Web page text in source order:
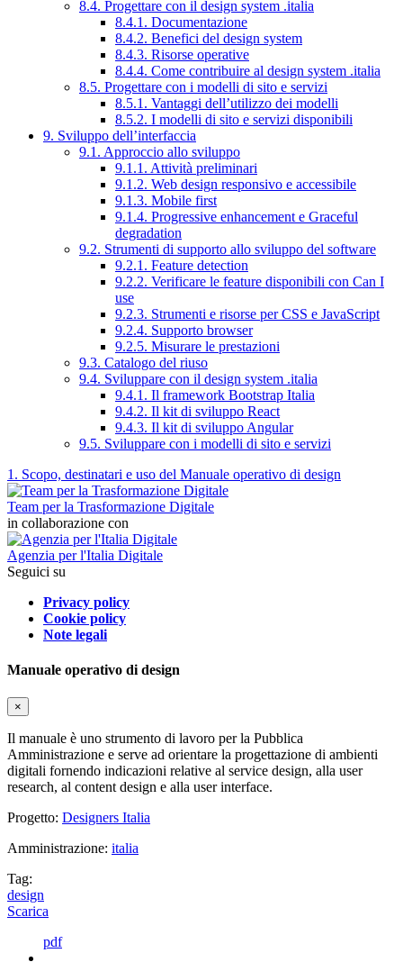
8.4. Progettare con il design system .italia
8.4.1. Documentazione
8.4.2. Benefici del design system
8.4.3. Risorse operative
8.4.4. Come contribuire al design system .italia
8.5. Progettare con i modelli di sito e servizi
8.5.1. Vantaggi dell’utilizzo dei modelli
8.5.2. I modelli di sito e servizi disponibili
9. Sviluppo dell’interfaccia
9.1. Approccio allo sviluppo
9.1.1. Attività preliminari
9.1.2. Web design responsivo e accessibile
9.1.3. Mobile first
9.1.4. Progressive enhancement e Graceful
degradation
9.2. Strumenti di supporto allo sviluppo del software
9.2.1. Feature detection
9.2.2. Verificare le feature disponibili con Can I
use
9.2.3. Strumenti e risorse per CSS e JavaScript
9.2.4. Supporto browser
9.2.5. Misurare le prestazioni
9.3. Catalogo del riuso
9.4. Sviluppare con il design system .italia
9.4.1. Il framework Bootstrap Italia
9.4.2. Il kit di sviluppo React
9.4.3. Il kit di sviluppo Angular
9.5. Sviluppare con i modelli di sito e servizi
1. Scopo, destinatari e uso del Manuale operativo di design
Team per la Trasformazione Digitale
in collaborazione con
Agenzia per l'Italia Digitale
Seguici su
Privacy policy
Cookie policy
Note legali
Manuale operativo di design
×
Il manuale è uno strumento di lavoro per la Pubblica
Amministrazione e serve ad orientare la progettazione di ambienti
digitali fornendo indicazioni relative al service design, alla user
research, al content design e alla user interface.
Progetto: Designers Italia
Amministrazione: italia
Tag:
design
Scarica
pdf